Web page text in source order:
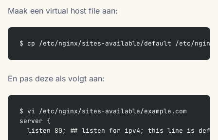
Maak een virtual host file aan:
$ cp /etc/nginx/sites-available/default /etc/nginx/
En pas deze als volgt aan:
$ vi /etc/nginx/sites-available/example.com
server {
listen 80; ## listen for ipv4; this line is